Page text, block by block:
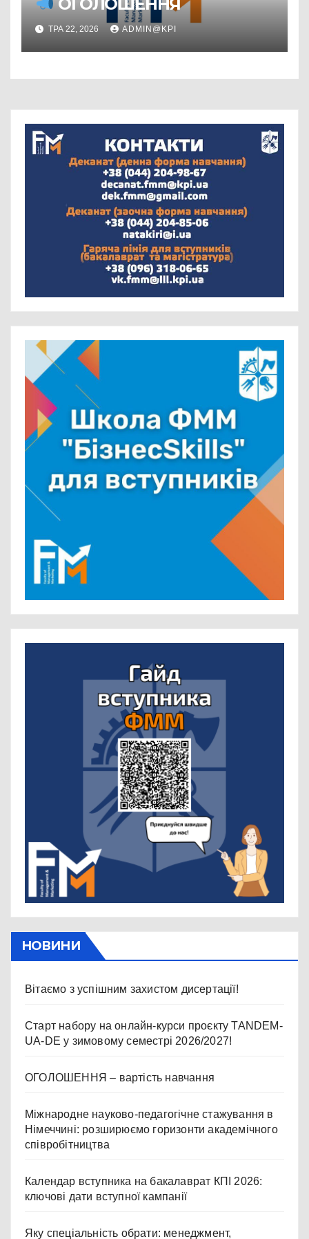
ОГОЛОШЕННЯ
ТРА 22, 2026 ADMIN@KPI
НОВИНИ
Вітаємо з успішним захистом дисертації!
Старт набору на онлайн-курси проєкту TANDEM-
UA-DE у зимовому семестрі 2026/2027!
ОГОЛОШЕННЯ – вартість навчання
Міжнародне науково-педагогічне стажування в
Німеччині: розширюємо горизонти академічного
співробітництва
Календар вступника на бакалаврат КПІ 2026:
ключові дати вступної кампанії
Яку спеціальність обрати: менеджмент,